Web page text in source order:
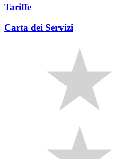
Tariffe
Carta dei Servizi